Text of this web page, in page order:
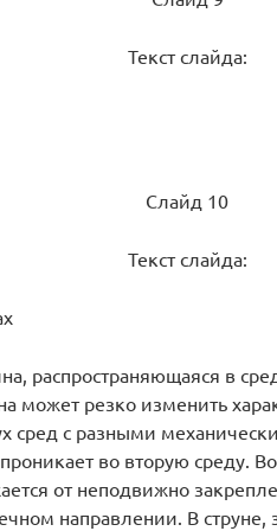
Текст слайда:
Слайд 10
Текст слайда:
распространяющаяся в
может резко изменить
сред с разными
во вторую среду.
от неподвижно
направлении. В струне,